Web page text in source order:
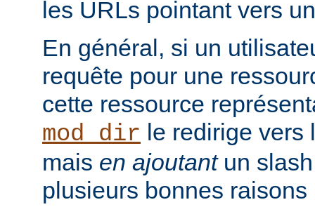
les URLs pointant vers
En général, si un
requête pour une
cette ressource
mod_dir le redirige vers
mais en ajoutantun slash
plusieurs bonnes raisons